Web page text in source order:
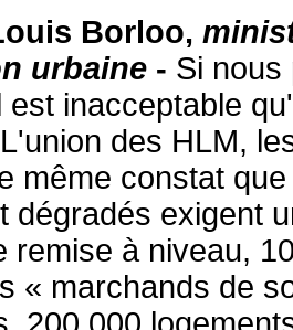
Borloo,
urbaine - Si nous
est inacceptable
des HLM,
même constat
dégradés exigent
remise à niveau,
« marchands de